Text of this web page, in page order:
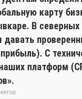
карту
В
С
платформ